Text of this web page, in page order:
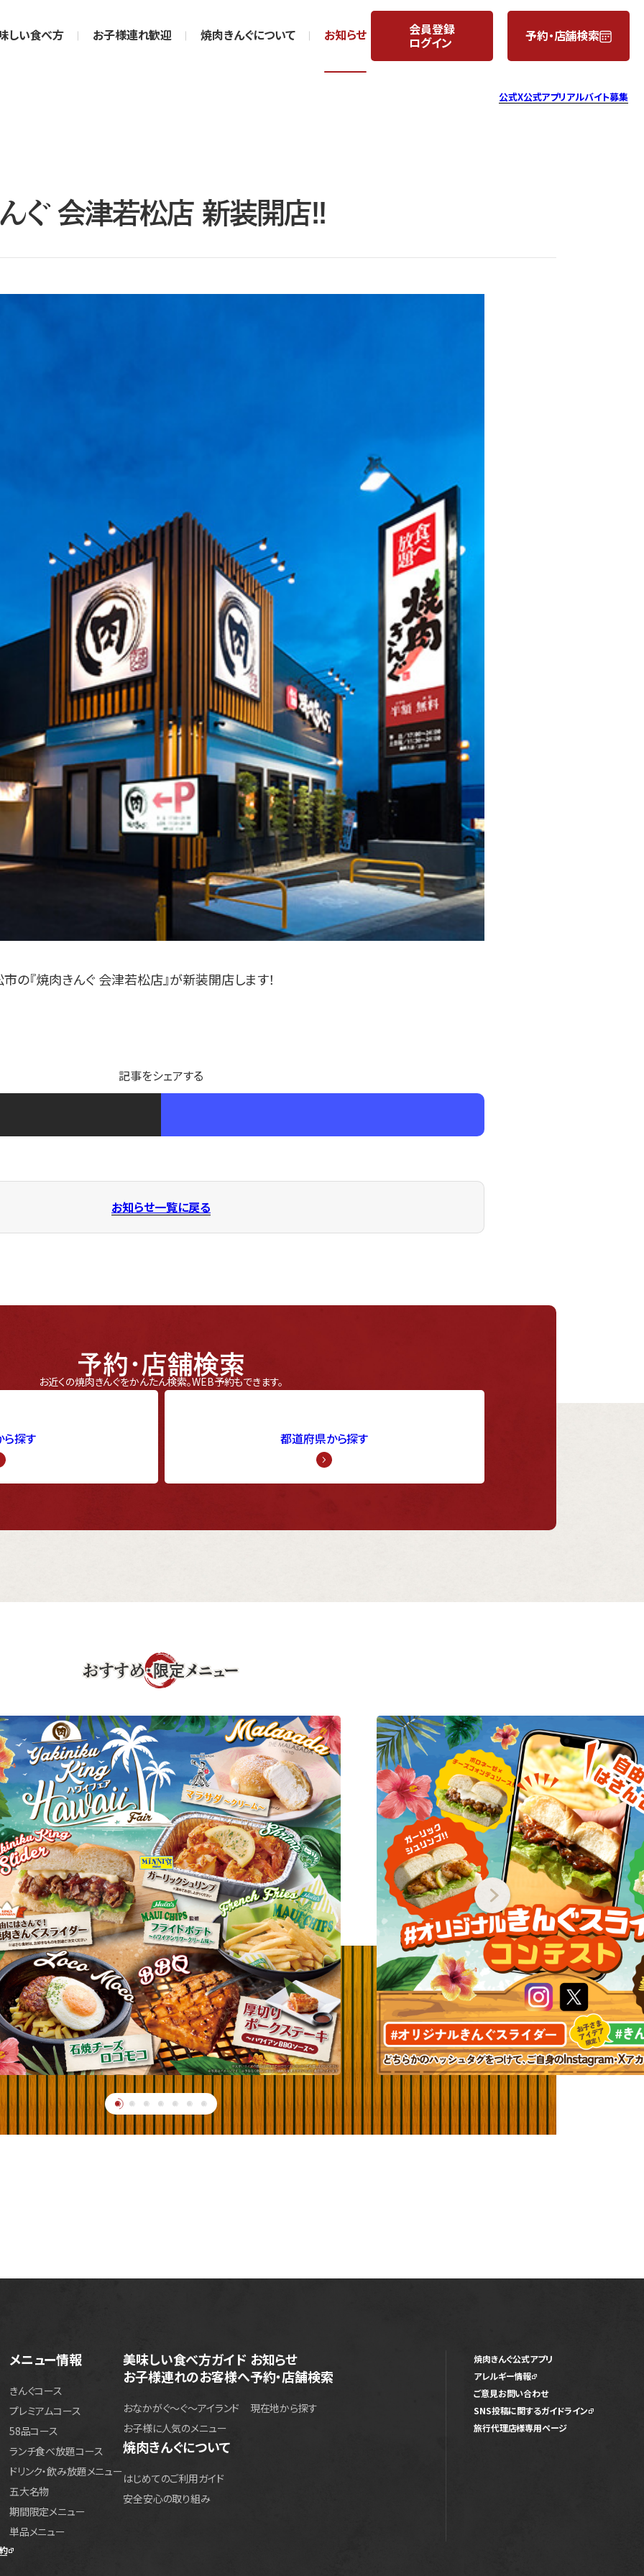
会員登録
ログイン 予約・店舗検索
しい食べ方 お子様連れ歓迎 焼肉きんぐについて お知らせ
公式X公式アプリアルバイト募集
ぐ 会津若松店 新装開店!!
の『焼肉きんぐ 会津若松店』が新装開店します！
記事をシェアする
お知らせ一覧に戻る
予約・店舗検索
お近くの焼肉きんぐをかんたん検索。WEB予約もできます。
探す 都道府県から探す
おすすめ・限定メニュー
メニュー情報
きんぐコース
プレミアムコース
58品コース
ランチ食べ放題コース
ドリンク・飲み放題メニュー
五大名物
期間限定メニュー
単品メニュー
美味しい食べ方ガイド
お子様連れのお客様へ
おなかがぐ〜ぐ〜アイランド
お子様に人気のメニュー
焼肉きんぐについて
はじめてのご利用ガイド
安全安心の取り組み
お知らせ
予約・店舗検索
現在地から探す
焼肉きんぐ公式アプリ
アレルギー情報
ご意見お問い合わせ
SNS投稿に関するガイドライン
旅行代理店様専用ページ